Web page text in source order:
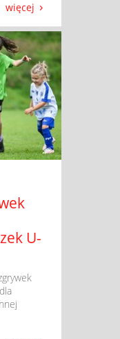
więcej
U-